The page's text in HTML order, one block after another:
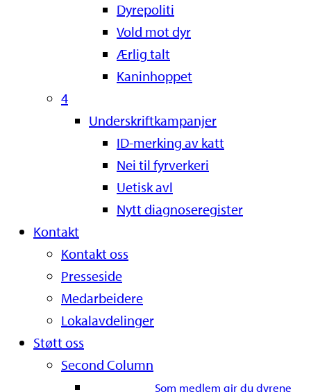
Dyrepoliti
Vold mot dyr
Ærlig talt
Kaninhoppet
4
Underskriftkampanjer
ID-merking av katt
Nei til fyrverkeri
Uetisk avl
Nytt diagnoseregister
Kontakt
Kontakt oss
Presseside
Medarbeidere
Lokalavdelinger
Støtt oss
Second Column
Som medlem gir du dyrene